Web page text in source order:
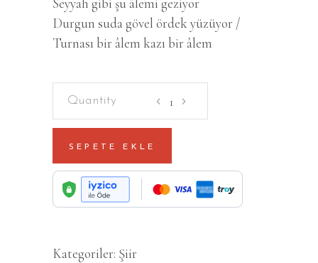
Seyyah gibi şu âlemi geziyor
Durgun suda gövel ördek yüzüyor /
Turnası bir âlem kazı bir âlem
İyilik
Kaldı
quantity
SEPETE EKLE
Kategoriler: Şiir